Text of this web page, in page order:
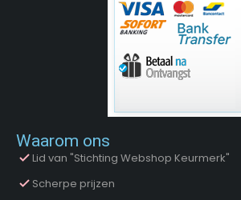
Waarom ons
Lid van "Stichting Webshop Keurmerk"
Scherpe prijzen